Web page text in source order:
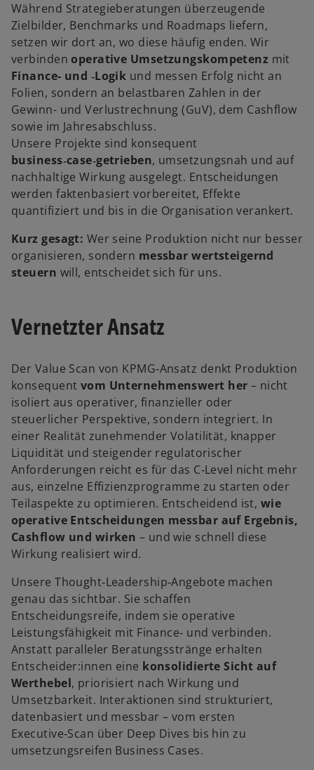
Während Strategieberatungen überzeugende
Zielbilder, Benchmarks und Roadmaps liefern,
setzen wir dort an, wo diese häufig enden. Wir
verbindenoperative Umsetzungskompetenz mit
Finance- und ‑Logik und messen Erfolg nicht an
Folien, sondern an belastbaren Zahlen in der
Gewinn- und Verlustrechnung (GuV), dem Cashflow
sowie im Jahresabschluss.
Unsere Projekte sind konsequent
business‑case‑getrieben, umsetzungsnah und auf
nachhaltige Wirkung ausgelegt. Entscheidungen
werden faktenbasiert vorbereitet, Effekte
quantifiziert und bis in die Organisation verankert.
Kurz gesagt: Wer seine Produktion nicht nur besser
organisieren, sondern messbar wertsteigernd
steuern will, entscheidet sich für uns.
Vernetzter Ansatz
Der Value Scan von KPMG‑Ansatz denkt Produktion
konsequent vom Unternehmenswert her – nicht
isoliert aus operativer, finanzieller oder
steuerlicher Perspektive, sondern integriert. In
einer Realität zunehmender Volatilität, knapper
Liquidität und steigender regulatorischer
Anforderungen reicht es für das C‑Level nicht mehr
aus, einzelne Effizienzprogramme zu starten oder
Teilaspekte zu optimieren. Entscheidend ist, wie
operative Entscheidungen messbar auf Ergebnis,
Cashflow und wirken – und wie schnell diese
Wirkung realisiert wird.
Unsere Thought‑Leadership‑Angebote machen
genau das sichtbar. Sie schaffen
Entscheidungsreife, indem sie operative
Leistungsfähigkeit mit Finance‑ und verbinden.
Anstatt paralleler Beratungsstränge erhalten
Entscheider:innen eine konsolidierte Sicht auf
Werthebel, priorisiert nach Wirkung und
Umsetzbarkeit. Interaktionen sind strukturiert,
datenbasiert und messbar – vom ersten
Executive‑Scan über Deep Dives bis hin zu
umsetzungsreifen Business Cases.